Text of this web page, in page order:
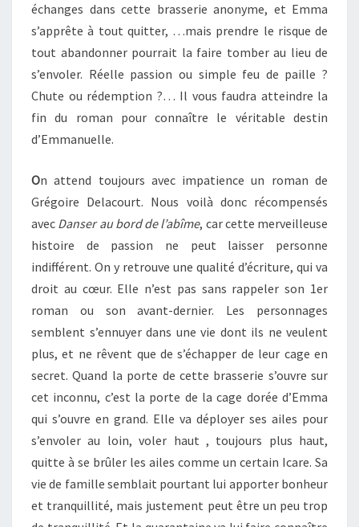
échanges dans cette brasserie anonyme, et Emma
s’apprête à tout quitter, …mais prendre le risque de
tout abandonner pourrait la faire tomber au lieu de
s’envoler. Réelle passion ou simple feu de paille ?
Chute ou rédemption ?… Il vous faudra atteindre la
fin du roman pour connaître le véritable destin
d’Emmanuelle.
On attend toujours avec impatience un roman de
Grégoire Delacourt. Nous voilà donc récompensés
avec Danser au bord de l’abîme, car cette merveilleuse
histoire de passion ne peut laisser personne
indifférent. On y retrouve une qualité d’écriture, qui va
droit au cœur. Elle n’est pas sans rappeler son 1er
roman ou son avant-dernier. Les personnages
semblent s’ennuyer dans une vie dont ils ne veulent
plus, et ne rêvent que de s’échapper de leur cage en
secret. Quand la porte de cette brasserie s’ouvre sur
cet inconnu, c’est la porte de la cage dorée d’Emma
qui s’ouvre en grand. Elle va déployer ses ailes pour
s’envoler au loin, voler haut , toujours plus haut,
quitte à se brûler les ailes comme un certain Icare. Sa
vie de famille semblait pourtant lui apporter bonheur
et tranquillité, mais justement peut être un peu trop